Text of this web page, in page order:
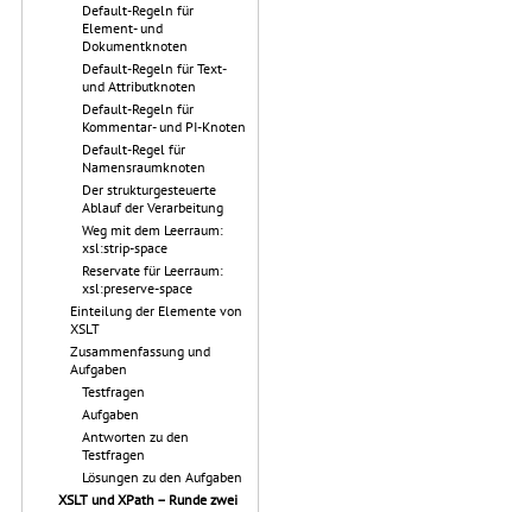
Default-Regeln für
Element- und
Dokumentknoten
Default-Regeln für Text-
und Attributknoten
Default-Regeln für
Kommentar- und PI-Knoten
Default-Regel für
Namensraumknoten
Der strukturgesteuerte
Ablauf der Verarbeitung
Weg mit dem Leerraum:
xsl:strip-space
Reservate für Leerraum:
xsl:preserve-space
Einteilung der Elemente von
XSLT
Zusammenfassung und
Aufgaben
Testfragen
Aufgaben
Antworten zu den
Testfragen
Lösungen zu den Aufgaben
XSLT und XPath – Runde zwei